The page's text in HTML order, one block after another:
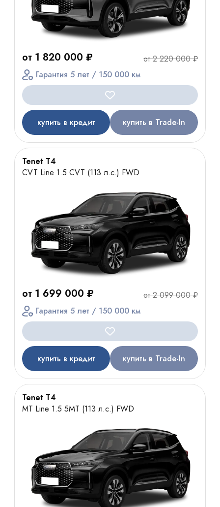
от 1 820 000 ₽
от 2 220 000 ₽
Гарантия 5 лет / 150 000 км
купить в кредит купить в Trade-In
Tenet T4
CVT Line 1.5 CVT (113 л.с.) FWD
от 1 699 000 ₽
от 2 099 000 ₽
Гарантия 5 лет / 150 000 км
купить в кредит купить в Trade-In
Tenet T4
MT Line 1.5 5MT (113 л.с.) FWD